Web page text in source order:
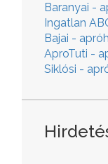
Baranyai -
Ingatlan
Bajai -
AproTuti -
Siklósi -